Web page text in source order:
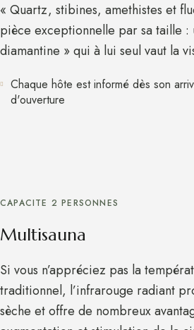
« Quartz, stibines, amethistes et
pièce exceptionnelle par sa taille :
diamantine » qui à lui seul vaut la
Chaque hôte est informé dès son
d'ouverture
CAPACITE 2 PERSONNES
Multisauna
Si vous n’appréciez pas la
traditionnel, l’infrarouge radiant
sèche et offre de nombreux